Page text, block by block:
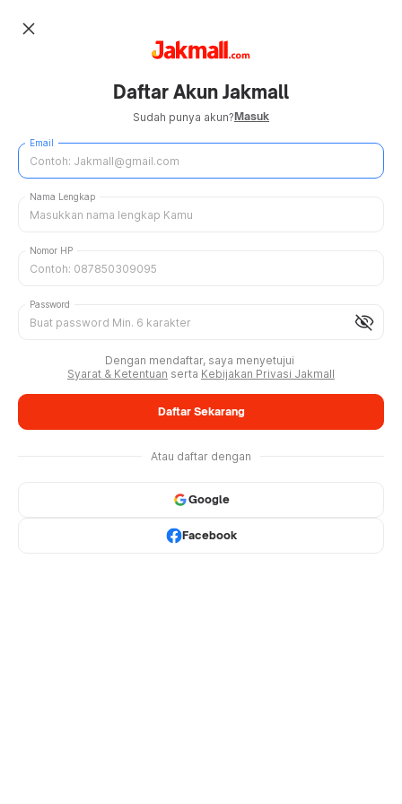
close
Daftar Akun Jakmall
Sudah punya akun?Masuk
Email
Nama Lengkap
Nomor HP
visibility_off
Password
Dengan mendaftar, saya menyetujui
Syarat & Ketentuan serta Kebijakan Privasi Jakmall
Daftar Sekarang
Atau daftar dengan
Google
Facebook